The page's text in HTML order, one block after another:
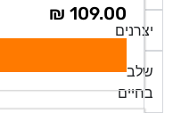
יצרנים
שלב
בחיים
109.00
₪